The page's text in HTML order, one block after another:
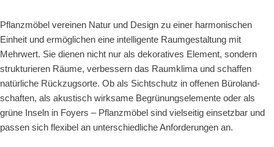
Pflanzmöbel vereinen Natur und Design zu einer harmonischen
Einheit und ermöglichen eine intelligente Raumgestaltung mit
Mehrwert. Sie dienen nicht nur als dekoratives Element, sondern
strukturieren Räume, verbessern das Raumklima und schaffen
natürliche Rückzugsorte. Ob als Sichtschutz in offenen Büroland­
schaften, als akustisch wirksame Begrünungselemente oder als
grüne Inseln in Foyers – Pflanzmöbel sind vielseitig einsetzbar und
passen sich flexibel an unterschiedliche Anforderungen an.